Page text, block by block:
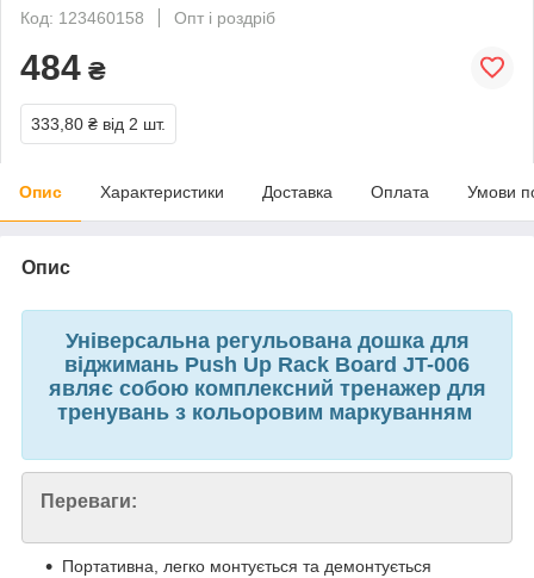
Код: 123460158
Опт і роздріб
484 ₴
333,80 ₴ від 2 шт.
Опис Характеристики Доставка Оплата Умови
Опис
Універсальна регульована дошка для
віджимань Push Up Rack Board JT-006
являє собою комплексний тренажер для
тренувань з кольоровим маркуванням
Переваги:
Портативна, легко монтується та демонтується